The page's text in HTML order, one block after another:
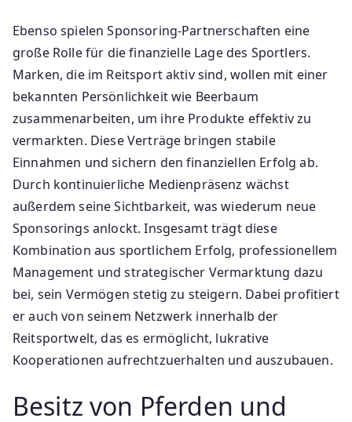
Ebenso spielen Sponsoring-Partnerschaften eine
große Rolle für die finanzielle Lage des Sportlers.
Marken, die im Reitsport aktiv sind, wollen mit einer
bekannten Persönlichkeit wie Beerbaum
zusammenarbeiten, um ihre Produkte effektiv zu
vermarkten. Diese Verträge bringen stabile
Einnahmen und sichern den finanziellen Erfolg ab.
Durch kontinuierliche Medienpräsenz wächst
außerdem seine Sichtbarkeit, was wiederum neue
Sponsorings anlockt. Insgesamt trägt diese
Kombination aus sportlichem Erfolg, professionellem
Management und strategischer Vermarktung dazu
bei, sein Vermögen stetig zu steigern. Dabei profitiert
er auch von seinem Netzwerk innerhalb der
Reitsportwelt, das es ermöglicht, lukrative
Kooperationen aufrechtzuerhalten und auszubauen.
Besitz von Pferden und